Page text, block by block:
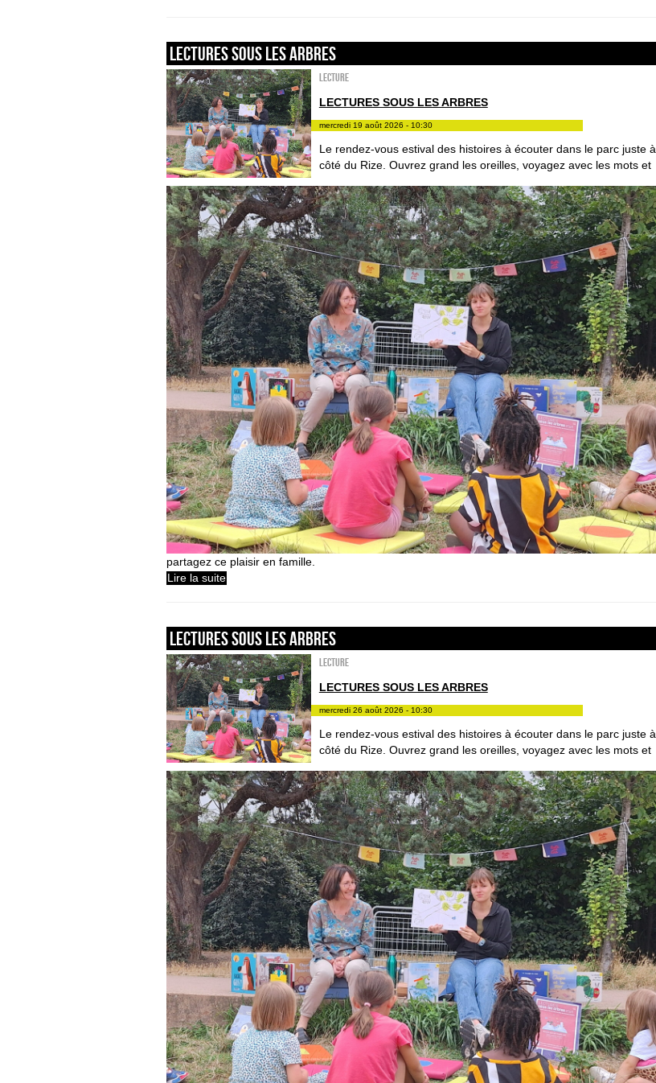
LECTURES SOUS LES ARBRES
Lecture
LECTURES SOUS LES ARBRES
mercredi 19 août 2026 - 10:30
Le rendez-vous estival des histoires à écouter dans le parc juste à
côté du Rize. Ouvrez grand les oreilles, voyagez avec les mots et
partagez ce plaisir en famille.
Lire la suite
LECTURES SOUS LES ARBRES
Lecture
LECTURES SOUS LES ARBRES
mercredi 26 août 2026 - 10:30
Le rendez-vous estival des histoires à écouter dans le parc juste à
côté du Rize. Ouvrez grand les oreilles, voyagez avec les mots et